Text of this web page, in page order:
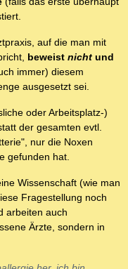
auf die man mit
beweist nicht und
immer) diesem
ausgesetzt sei.
oder Arbeitsplatz-)
der gesamten evtl.
nur die Noxen
gefunden hat.
Wissenschaft (wie man
Fragestellung noch
arbeiten auch
Ärzte, sondern in